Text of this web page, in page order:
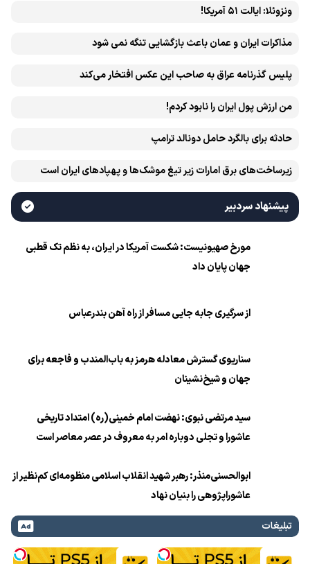
ونزوئلا: ایالت ۵۱ آمریکا!
مذاکرات ایران و عمان باعث بازگشایی تنگه نمی شود
پلیس گذرنامه عراق به صاحب این عکس افتخار می‌کند
من ارزش پول ایران را نابود کردم!
حادثه برای بالگرد حامل دونالد ترامپ
زیرساخت‌های برق امارات زیر تیغ موشک‌ها و پهپادهای ایران است
پیشنهاد سردبیر
مورخ صهیونیست: شکست آمریکا در ایران، به نظم تک قطبی
جهان پایان داد
از سرگیری جابه جایی مسافر از راه آهن بندرعباس
سناریوی گسترش معادله هرمز به باب‌المندب و فاجعه برای
جهان و شیخ‌نشینان
سید مرتضی نبوی: نهضت امام خمینی(ره) امتداد تاریخی
عاشورا و تجلی دوباره امر به معروف در عصر معاصر است
ابوالحسنی‌منذر: رهبر شهید انقلاب اسلامی منظومه‌ای کم‌نظیر از
عاشوراپژوهی را بنیان نهاد
تبلیغات